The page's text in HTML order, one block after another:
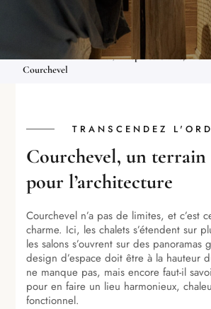
Architecte d'intérieur ynspir
Ynspir,
minimalistes en Auvergne Rhône Alpes
/
d’intérieur en Savoie/Ynspir et Claire,
Courchevel
TRANSCENDEZ
Courchevel, un terrain
pour l’architecture
Courchevel n’a pas de limites, et c’est
charme. Ici, les chalets s’étendent sur
les salons s’ouvrent sur des panoramas
design d’espace doit être à la hauteur
ne manque pas, mais encore faut-il
pour en faire un lieu harmonieux,
fonctionnel.